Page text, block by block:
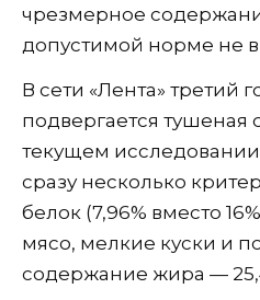
чрезмерное
допустимой норме не
В сети «Лента» третий
подвергается тушеная
текущем
сразу несколько
белок (7,96% вместо
мясо, мелкие куски и
содержание жира —